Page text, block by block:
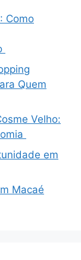
Como
Quem
Velho:
em
Macaé